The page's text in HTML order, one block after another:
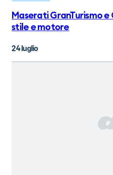
Maserati GranTurismo
stile e motore
24 luglio